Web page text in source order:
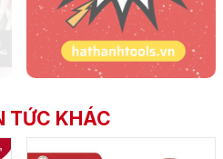
TỨC KHÁC